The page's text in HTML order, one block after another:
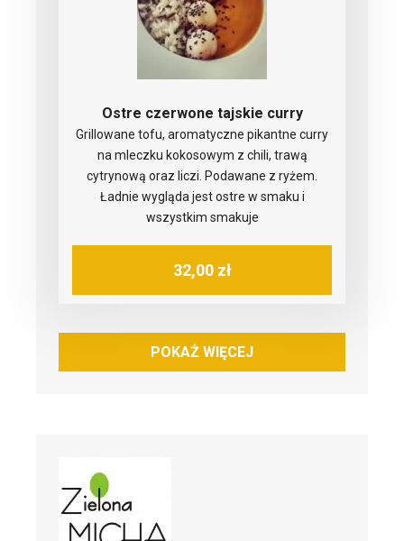
Ostre czerwone tajskie curry
Grillowane tofu, aromatyczne pikantne curry
na mleczku kokosowym z chili, trawą
cytrynową oraz liczi. Podawane z ryżem.
Ładnie wygląda jest ostre w smaku i
wszystkim smakuje
32,00 zł
POKAŻ WIĘCEJ